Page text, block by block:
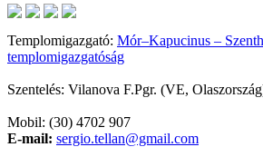
Templomigazgató: Mór–Kapucinus –
templomigazgatóság
Szentelés: Vilanova F.Pgr. (VE,
Mobil: (30) 4702 907
E-mail: sergio.tellan@gmail.com